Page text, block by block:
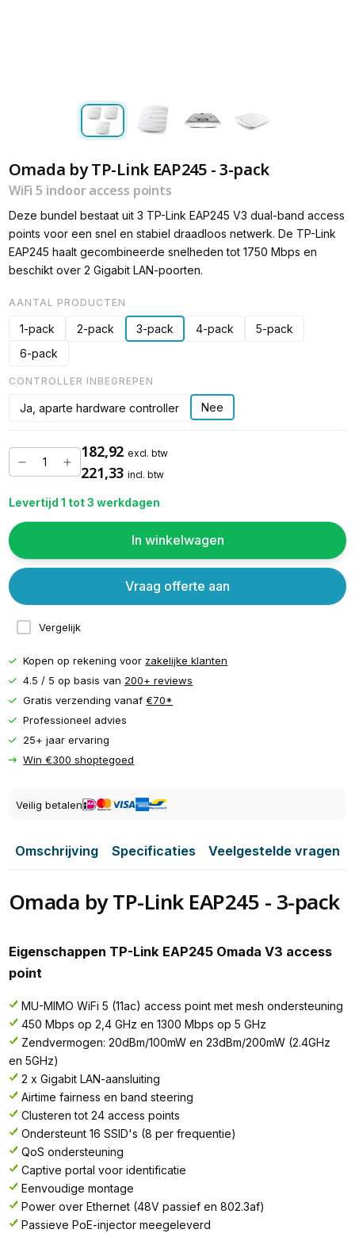
Omada by TP-Link EAP245 - 3-pack
WiFi 5 indoor access points
Deze bundel bestaat uit 3 TP-Link EAP245 V3 dual-band access
points voor een snel en stabiel draadloos netwerk. De TP-Link
EAP245 haalt gecombineerde snelheden tot 1750 Mbps en
beschikt over 2 Gigabit LAN-poorten.
AANTAL PRODUCTEN
1-pack 2-pack 3-pack 4-pack
5-pack
6-pack
CONTROLLER INBEGREPEN
Ja, aparte hardware controller Nee
182,92 excl. btw
221,33 incl. btw
Levertijd 1 tot 3 werkdagen
In winkelwagen
Vergelijk
Vraag offerte aan
Kopen op rekening voor zakelijke klanten
4.5 / 5 op basis van 200+ reviews
Gratis verzending vanaf€70*
Professioneel advies
25+ jaar ervaring
Win €300 shoptegoed
Veilig betalen
Omschrijving Specificaties Veelgestelde vragen
Omada by TP-Link EAP245 - 3-pack
Eigenschappen TP-Link EAP245 Omada V3 access
point
MU-MIMO WiFi 5 (11ac) access point met mesh ondersteuning
450 Mbps op 2,4 GHz en 1300 Mbps op 5 GHz
Zendvermogen: 20dBm/100mW en 23dBm/200mW (2.4GHz
en 5GHz)
2 x Gigabit LAN-aansluiting
Airtime fairness en band steering
Clusteren tot 24 access points
Ondersteunt 16 SSID's (8 per frequentie)
QoS ondersteuning
Captive portal voor identificatie
Eenvoudige montage
Power over Ethernet (48V passief en 802.3af)
Passieve PoE-injector meegeleverd